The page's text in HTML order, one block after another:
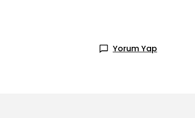
Yorum Yap